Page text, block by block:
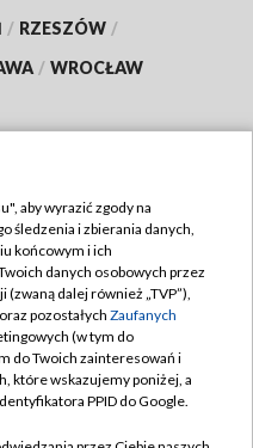
/ RZESZÓW /
/ WROCŁAW
TVP
aby wyrazić zgody na
śledzenia i zbierania danych,
końcowym i ich
danych osobowych przez
(zwaną dalej również „TVP”),
oraz pozostałych Zaufanych
(w tym do
do Twoich zainteresowań i
które wskazujemy poniżej, a
PPID do Google.